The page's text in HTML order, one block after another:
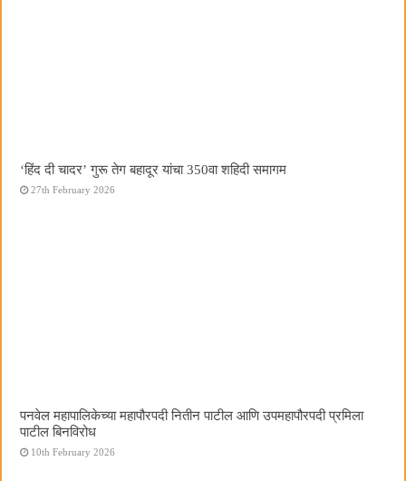
‘हिंद दी चादर’ गुरू तेग बहादूर यांचा 350वा शहिदी समागम
27th February 2026
पनवेल महापालिकेच्या महापौरपदी नितीन पाटील आणि उपमहापौरपदी प्रमिला
पाटील बिनविरोध
10th February 2026